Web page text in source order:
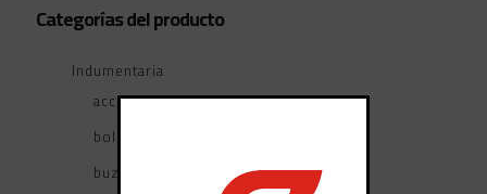
Categorías del producto
Indumentaria
accesorios
bolsos y mochilas
buzos